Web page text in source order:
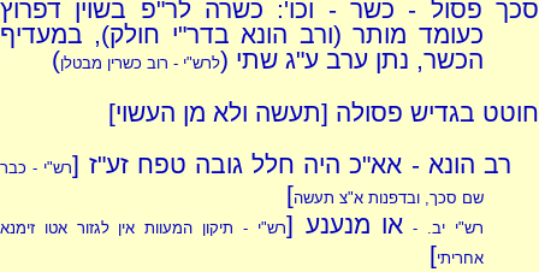
סכך פסול - כשר - וכו': כשרה לר"פ בשוין דפרוץ
כעומד מותר (ורב הונא בדר"י חולק), במעדיף
הכשר, נתן ערב ע"ג שתי (לרש"י - רוב כשרין מבטלן)
חוטט בגדיש פסולה [תעשה ולא מן העשוי]
רב הונא - אא"כ היה חלל גובה טפח זע"ז [רש"י - כבר
שם סכך, ובדפנות א"צ תעשה]
רש"י יב. - או מנענע [רש"י - תיקון המעוות אין לגזור אטו זימנא
אחריתי]